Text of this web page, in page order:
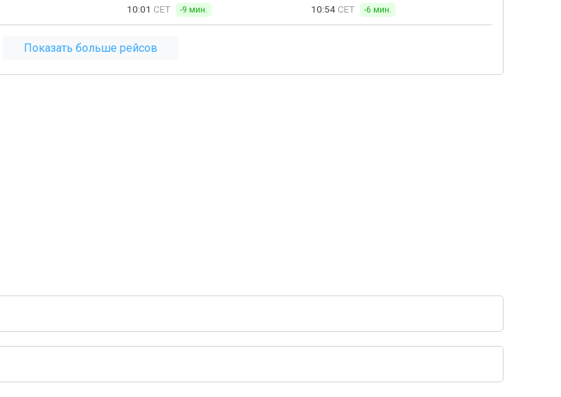
10:01 CET -9 мин. 10:54 CET -6 мин.
Показать больше рейсов